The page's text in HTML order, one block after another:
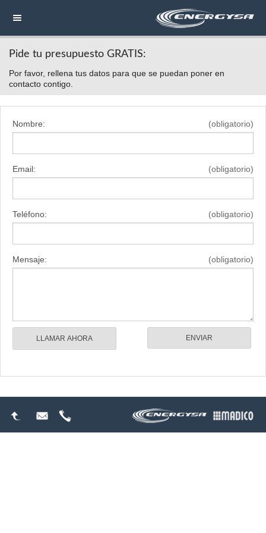
NAVEGACIÓN
HOME
Pide tu presupuesto GRATIS:
Por favor, rellena tus datos para que se puedan poner en
contacto contigo.
Nombre: (obligatorio)
Email: (obligatorio)
Teléfono: (obligatorio)
Mensaje: (obligatorio)
LLAMAR AHORA